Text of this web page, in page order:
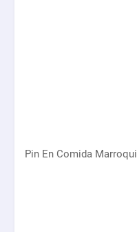
Pin En Comida Marroqui